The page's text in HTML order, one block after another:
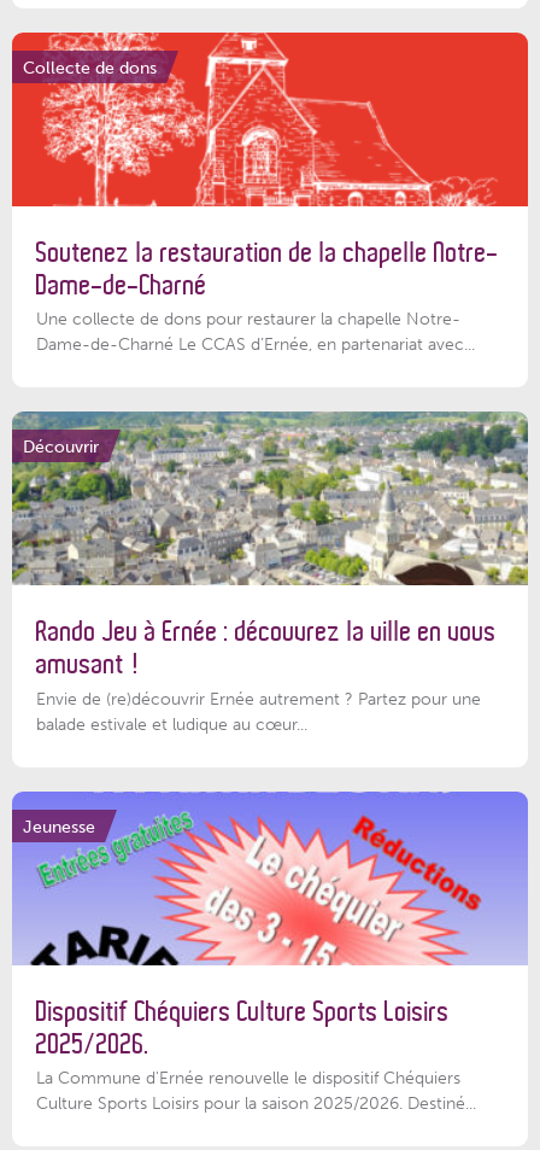
Collecte de dons
Soutenez la restauration de la chapelle Notre-
Dame-de-Charné
Une collecte de dons pour restaurer la chapelle Notre-
Dame-de-Charné Le CCAS d’Ernée, en partenariat avec...
Découvrir
Rando Jeu à Ernée : découvrez la ville en vous
amusant !
Envie de (re)découvrir Ernée autrement ? Partez pour une
balade estivale et ludique au cœur...
Jeunesse
Dispositif Chéquiers Culture Sports Loisirs
2025/2026.
La Commune d'Ernée renouvelle le dispositif Chéquiers
Culture Sports Loisirs pour la saison 2025/2026. Destiné...